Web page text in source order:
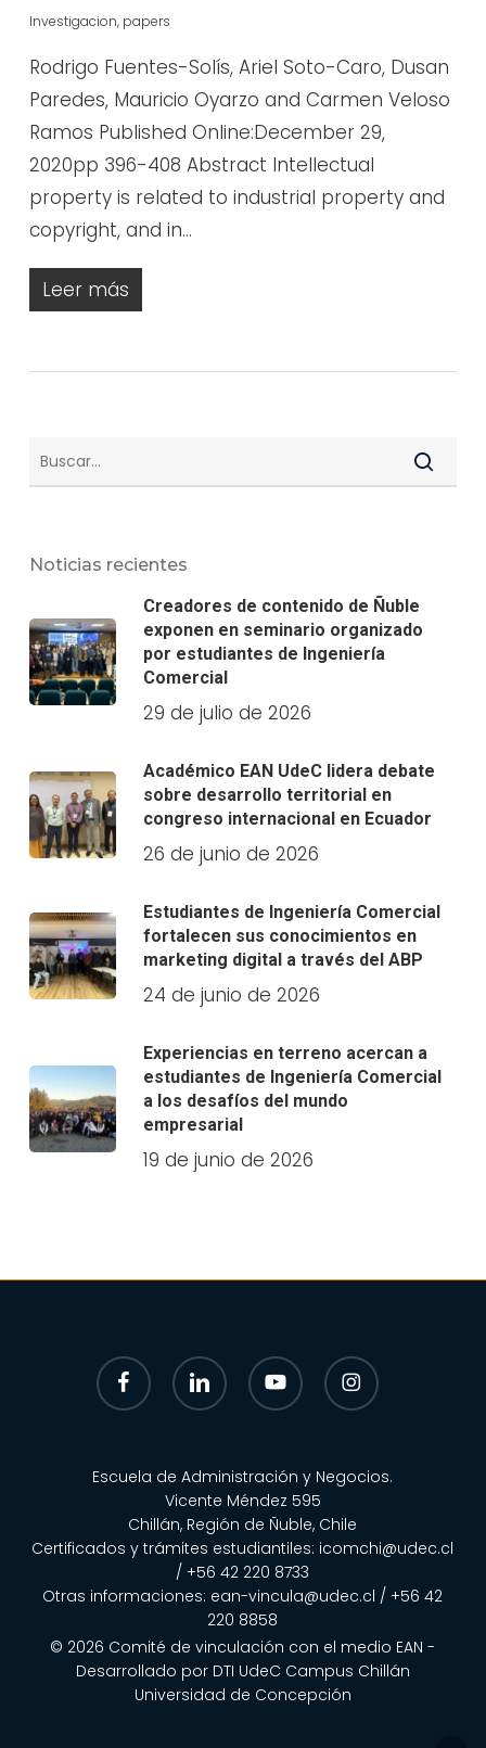
Investigacion, papers
Rodrigo Fuentes-Solís, Ariel Soto-Caro, Dusan
Paredes, Mauricio Oyarzo and Carmen Veloso
Ramos Published Online:December 29,
2020pp 396-408 Abstract Intellectual
property is related to industrial property and
copyright, and in…
Leer más
Noticias recientes
Creadores de contenido de Ñuble
exponen en seminario organizado
por estudiantes de Ingeniería
Comercial
29 de julio de 2026
Académico EAN UdeC lidera debate
sobre desarrollo territorial en
congreso internacional en Ecuador
26 de junio de 2026
Estudiantes de Ingeniería Comercial
fortalecen sus conocimientos en
marketing digital a través del ABP
24 de junio de 2026
Experiencias en terreno acercan a
estudiantes de Ingeniería Comercial
a los desafíos del mundo
empresarial
19 de junio de 2026
facebook linkedin youtube instagram
Escuela de Administración y Negocios.
Vicente Méndez 595
Chillán, Región de Ñuble, Chile
Certificados y trámites estudiantiles: icomchi@udec.cl
/ +56 42 220 8733
Otras informaciones: ean-vincula@udec.cl / +56 42
220 8858
© 2026 Comité de vinculación con el medio EAN -
Desarrollado por DTI UdeC Campus Chillán
Universidad de Concepción